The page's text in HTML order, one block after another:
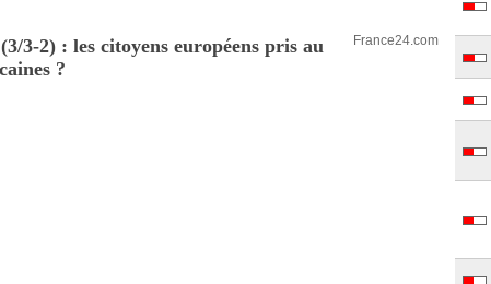
3-2) : les citoyens européens pris au
?
France24.com